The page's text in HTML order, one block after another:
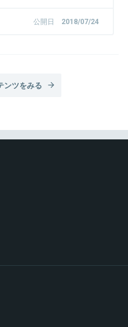
公開日 2018/07/24
ンツをみる